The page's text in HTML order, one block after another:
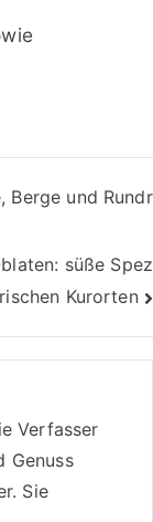
Berge und Rundr
süße Spez
Kurorten
Verfasser
Genuss
. Sie